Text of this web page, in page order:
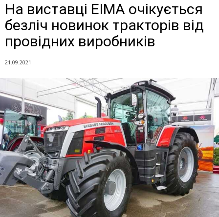
На виставці EIMA очікується
безліч новинок тракторів від
провідних виробників
21.09.2021